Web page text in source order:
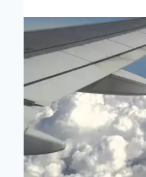
являются
родными
братом
и
сестрой,
но
их
вынашивали
разные
суррогатные
мамы»:
Лазарев